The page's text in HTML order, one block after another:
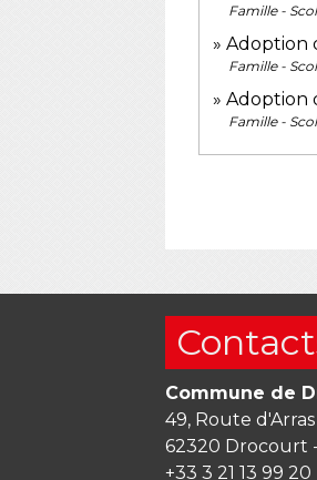
Famille -
Adoption
Famille -
Adoption
Famille -
Commune de
49, Route d'Arras
62320 Drocourt
+33 3 21 13 99 20